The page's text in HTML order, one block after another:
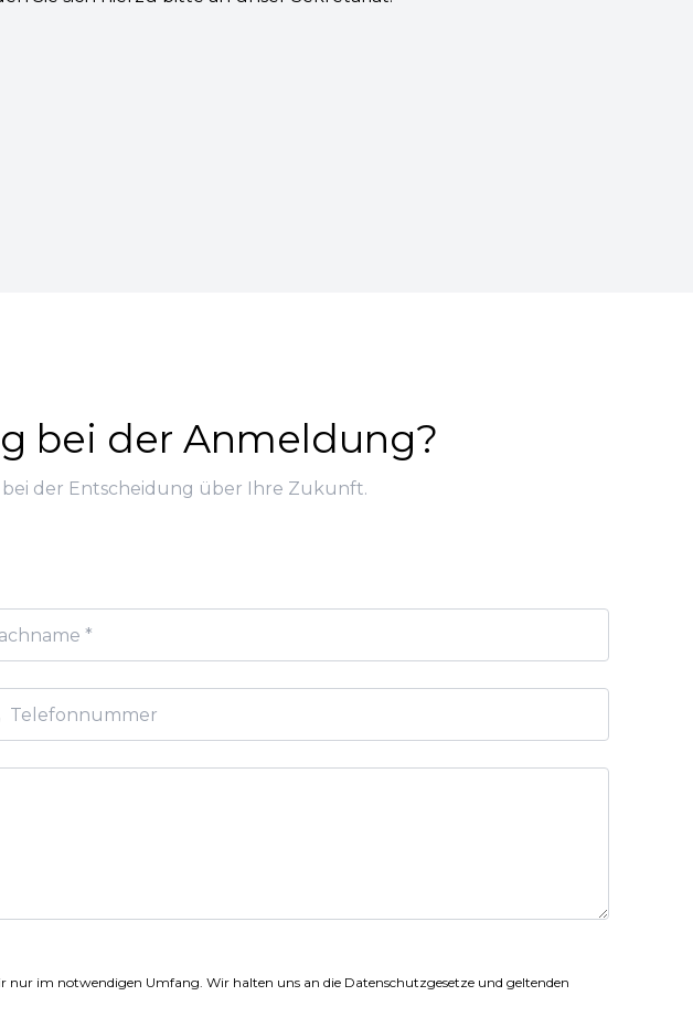
bei der Anmeldung?
bei der Entscheidung über Ihre Zukunft.
im notwendigen Umfang. Wir halten uns an die Datenschutzgesetze und geltenden